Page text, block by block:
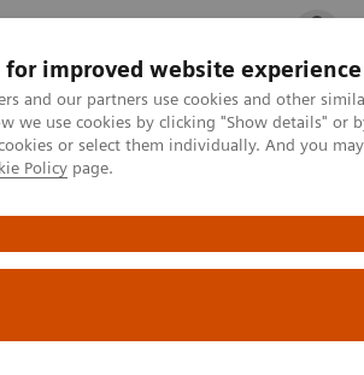
for improved website experience
and our partners use cookies and other
we use cookies by clicking "Show details" or
or select them individually. And you
Policy page.
Spécialités cliniques
pour l'imagerie